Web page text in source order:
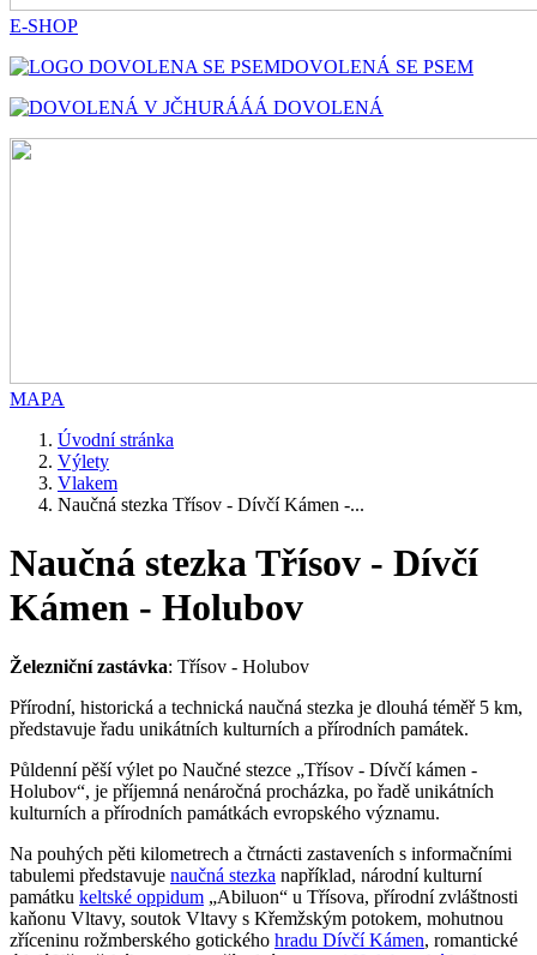
E-SHOP
DOVOLENÁ SE PSEM
HURÁÁÁ DOVOLENÁ
MAPA
Úvodní stránka
Výlety
Vlakem
Naučná stezka Třísov - Dívčí Kámen -...
Naučná stezka Třísov - Dívčí
Kámen - Holubov
Železniční zastávka: Třísov - Holubov
Přírodní, historická a technická naučná stezka je dlouhá téměř 5 km,
představuje řadu unikátních kulturních a přírodních památek.
Půldenní pěší výlet po Naučné stezce „Třísov - Dívčí kámen -
Holubov“, je příjemná nenáročná procházka, po řadě unikátních
kulturních a přírodních památkách evropského významu.
Na pouhých pěti kilometrech a čtrnácti zastaveních s informačními
tabulemi představuje naučná stezka například, národní kulturní
památku keltské oppidum „Abiluon“ u Třísova, přírodní zvláštnosti
kaňonu Vltavy, soutok Vltavy s Křemžským potokem, mohutnou
zříceninu rožmberského gotického hradu Dívčí Kámen, romantické